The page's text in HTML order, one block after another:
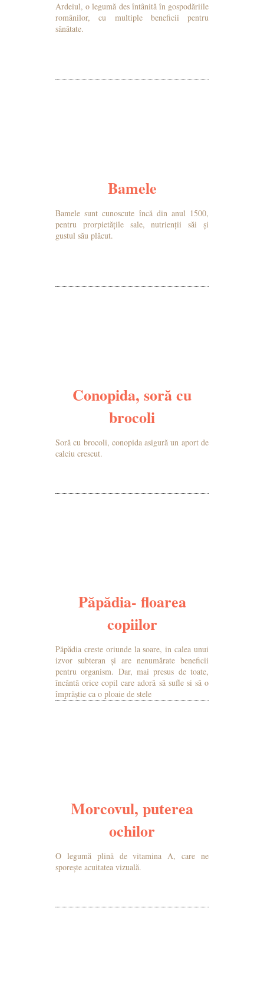
Ardeiul, o legumă des întânită în gospodăriile
românilor, cu multiple beneficii pentru
sănătate.
Bamele
Bamele sunt cunoscute încă din anul 1500,
pentru prorpietățile sale, nutrienții săi și
gustul său plăcut.
Conopida, soră cu
brocoli
Soră cu brocoli, conopida asigură un aport de
calciu crescut.
Păpădia- floarea
copiilor
Păpădia creste oriunde la soare, in calea unui
izvor subteran și are nenumărate beneficii
pentru organism. Dar, mai presus de toate,
încântă orice copil care adoră să sufle si să o
împrăștie ca o ploaie de stele
Morcovul, puterea
ochilor
O legumă plină de vitamina A, care ne
sporește acuitatea vizuală.